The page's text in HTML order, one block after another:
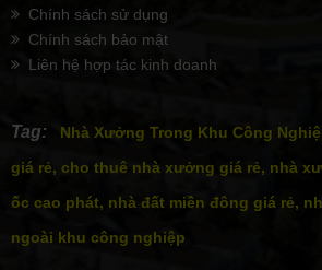
Chính sách sử dụng
Chính sách bảo mật
Liên hệ hợp tác kinh doanh
Tag:
Nhà Xưởng Trong Khu Công
giá rẻ, cho thuê nhà xưởng giá rẻ, nhà
ốc cao phát, nhà đất miền đông giá rẻ,
ngoài khu công nghiệp